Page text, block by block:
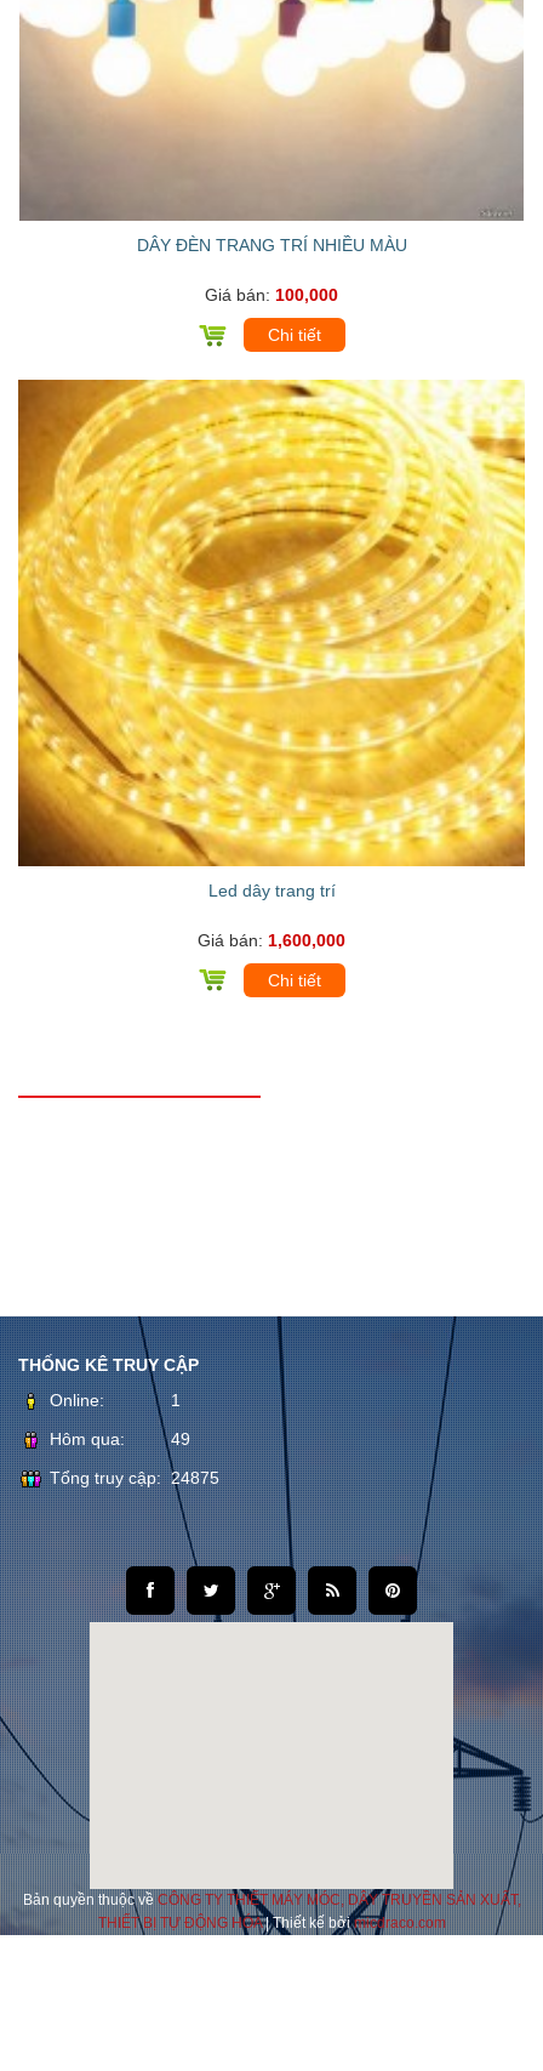
DÂY ĐÈN TRANG TRÍ NHIỀU MÀU
Giá bán: 100,000
Chi tiết
Led dây trang trí
Giá bán: 1,600,000
Chi tiết
THỐNG KÊ TRUY CẬP
Online:
1
Hôm qua:
49
Tổng truy cập: 24875
Bản quyền thuộc về CÔNG TY THIẾT MÁY MÓC, DÂY TRUYỀN SẢN XUẤT,
THIẾT BỊ TỰ ĐỘNG HÓA| Thiết kế bởimicdraco.com